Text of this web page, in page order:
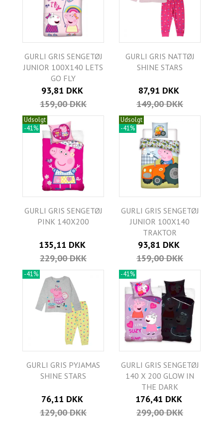
GURLI GRIS SENGETØJ
JUNIOR 100X140 LETS
GO FLY
93,81 DKK
159,00 DKK
GURLI GRIS NATTØJ
SHINE STARS
87,91 DKK
149,00 DKK
Udsolgt
-41%
GURLI GRIS SENGETØJ
PINK 140X200
135,11 DKK
229,00 DKK
Udsolgt
-41%
GURLI GRIS SENGETØJ
JUNIOR 100X140
TRAKTOR
93,81 DKK
159,00 DKK
-41%
GURLI GRIS PYJAMAS
SHINE STARS
76,11 DKK
129,00 DKK
-41%
GURLI GRIS SENGETØJ
140 X 200 GLOW IN
THE DARK
176,41 DKK
299,00 DKK